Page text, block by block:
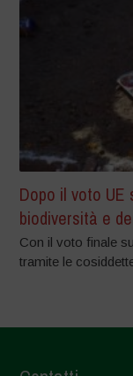
Dopo il voto UE
biodiversità e
Con il voto finale
tramite le